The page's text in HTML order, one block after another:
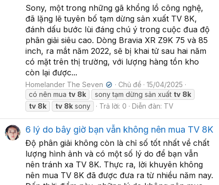
Sony, một trong những gã khổng lồ công nghệ,
đã lặng lẽ tuyên bố tạm dừng sản xuất TV 8K,
đánh dấu bước lùi đáng chú ý trong cuộc đua độ
phân giải siêu cao. Dòng Bravia XR Z9K 75 và 85
inch, ra mắt năm 2022, sẽ bị khai tử sau hai năm
có mặt trên thị trường, với lượng hàng tồn kho
còn lại được...
Homelander The Seven ✔ Chủ đề
15/04/2025
có nên mua tv 8k sony tạm dừng sản xuất tv 8k
tv 8k tv 8k sony Trả lời: 0 Diễn đàn: TV
6 lý do bây giờ bạn vẫn không nên mua TV 8K
Độ phân giải không còn là chỉ số tốt nhất về chất
lượng hình ảnh và có một số lý do để bạn vẫn
nên tránh xa TV 8K. Thực ra, lời khuyên không
nên mua TV 8K đã được đưa ra từ nhiều năm nay.